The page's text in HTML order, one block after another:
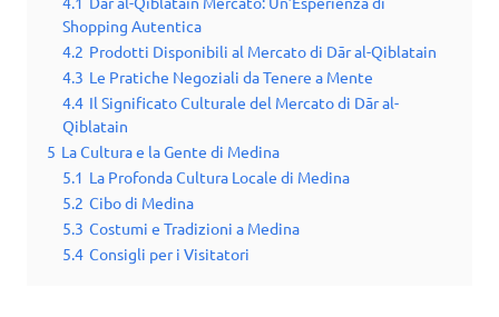
Shopping Autentica
4.2 Prodotti Disponibili al Mercato di Dār al-Qiblatain
4.3 Le Pratiche Negoziali da Tenere a Mente
4.4 Il Significato Culturale del Mercato di Dār al-
Qiblatain
5 La Cultura e la Gente di Medina
5.1 La Profonda Cultura Locale di Medina
5.2 Cibo di Medina
5.3 Costumi e Tradizioni a Medina
5.4 Consigli per i Visitatori